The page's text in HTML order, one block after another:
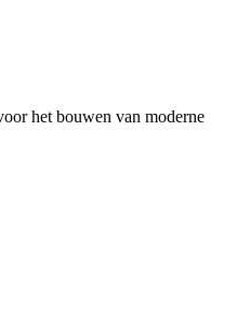
het bouwen van moderne